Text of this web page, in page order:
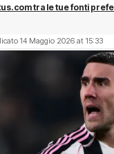
tra le tue fonti
14 Maggio 2026 at 15:33